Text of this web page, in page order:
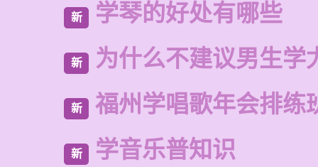
新 学琴的好处有哪些
新 为什么不建议男生学
新 福州学唱歌年会排练
新 学音乐普知识